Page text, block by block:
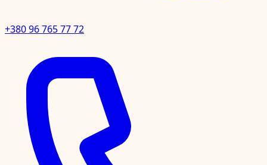
+380 96 765 77 72